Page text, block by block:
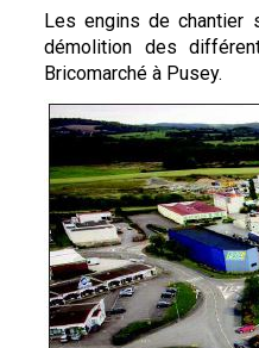
Les engins de chantier
démolition des
Bricomarché à Pusey.